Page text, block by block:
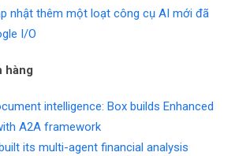
nhật thêm một loạt công cụ AI mới đã
I/O
hàng
intelligence: Box builds Enhanced
A2A framework
its multi-agent financial analysis